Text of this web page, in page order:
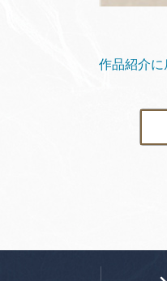
作品紹介に